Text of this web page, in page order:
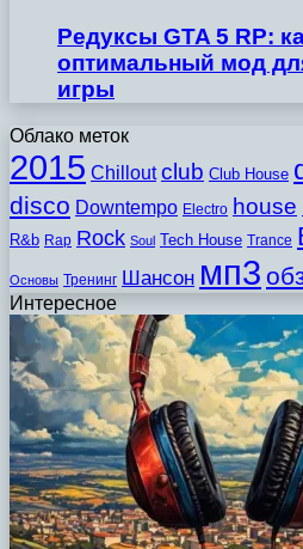
Редуксы GTA 5 RP:
оптимальный мод
игры
Облако меток
2015 Chillout club Club House
disco Downtempo Electro house
R&b Rap Rock Soul Tech House Trance
Основы Тренинг Шансон мп3
Интересное